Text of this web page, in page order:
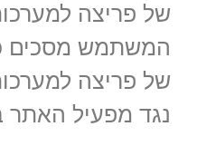
של פריצה
המשתמש מסכים
של פריצה
נגד מפעיל האתר